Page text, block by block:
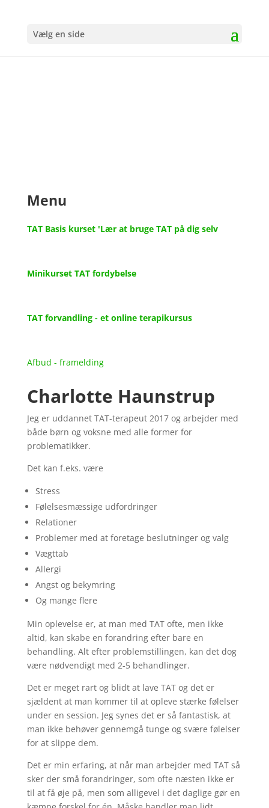
Vælg en side
Menu
TAT Basis kurset 'Lær at bruge TAT på dig selv
Minikurset TAT fordybelse
TAT forvandling - et online terapikursus
Afbud - framelding
Charlotte Haunstrup
Jeg er uddannet TAT-terapeut 2017 og arbejder med
både børn og voksne med alle former for
problematikker.
Det kan f.eks. være
Stress
Følelsesmæssige udfordringer
Relationer
Problemer med at foretage beslutninger og valg
Vægttab
Allergi
Angst og bekymring
Og mange flere
Min oplevelse er, at man med TAT ofte, men ikke
altid, kan skabe en forandring efter bare en
behandling. Alt efter problemstillingen, kan det dog
være nødvendigt med 2-5 behandlinger.
Det er meget rart og blidt at lave TAT og det er
sjældent at man kommer til at opleve stærke følelser
under en session. Jeg synes det er så fantastisk, at
man ikke behøver gennemgå tunge og svære følelser
for at slippe dem.
Det er min erfaring, at når man arbejder med TAT så
sker der små forandringer, som ofte næsten ikke er
til at få øje på, men som alligevel i det daglige gør en